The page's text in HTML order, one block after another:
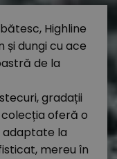
Highline
și dungi cu ace
de la
gradații
oferă o
adaptate la
mereu în